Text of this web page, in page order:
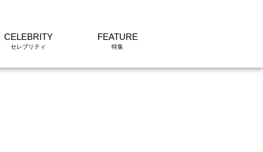
CELEBRITY FEATURE